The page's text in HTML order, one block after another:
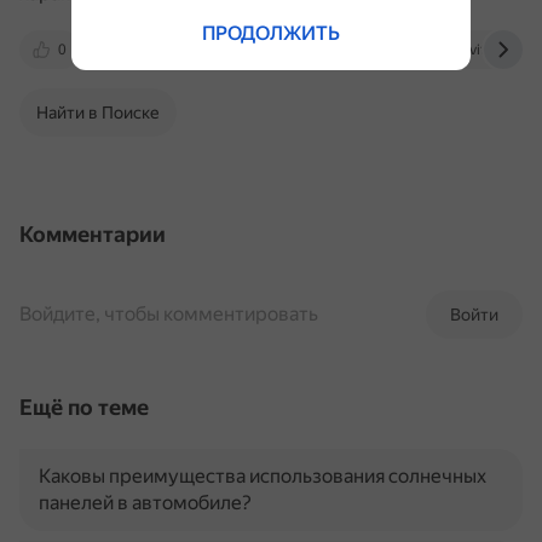
0 m.avito.ru
Найти в Поиске
Комментарии
Войти
Войдите, чтобы комментировать
Ещё по теме
Каковы преимущества использования солнечных
панелей в автомобиле?
ПРОДОЛЖИТЬ